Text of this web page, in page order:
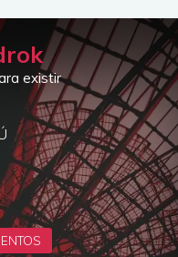
existir